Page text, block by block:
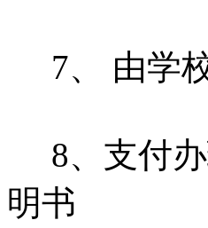
7、 由学
8、支付办
明书